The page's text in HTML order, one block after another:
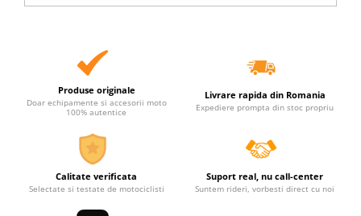
Produse originale
Doar echipamente si accesorii moto
100% autentice
Livrare rapida din Romania
Expediere prompta din stoc propriu
Calitate verificata
Selectate si testate de motociclisti
Suport real, nu call-center
Suntem rideri, vorbesti direct cu noi